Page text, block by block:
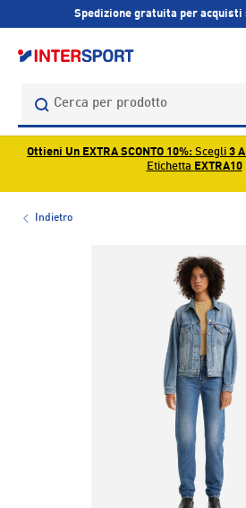
Spedizione gratuita per
Cerca
Ottieni Un EXTRA SCONTO 10%: Scegli 3
Etichetta EXTRA10
Indietro
L’immagine 1 è ora disponibile